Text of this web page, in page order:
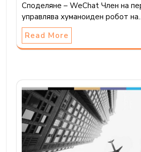
Споделяне – WeChat Член на
управлява хуманоиден робот
Read More